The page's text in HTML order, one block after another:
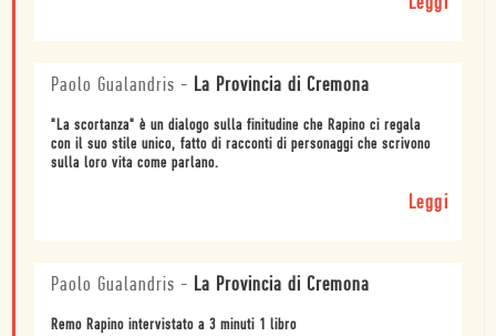
Paolo Gualandris - La Provincia di Cremona
"La scortanza" è un dialogo sulla finitudine che Rapino ci regala
con il suo stile unico, fatto di racconti di personaggi che scrivono
sulla loro vita come parlano.
Leggi
Paolo Gualandris - La Provincia di Cremona
Remo Rapino intervistato a 3 minuti 1 libro